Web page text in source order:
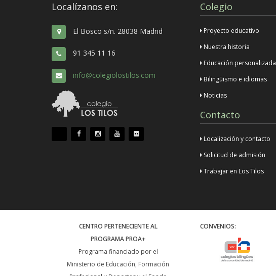
Localízanos en:
El Bosco s/n. 28038 Madrid
91 345 11 16
info@colegiolostilos.com
Colegio
Proyecto educativo
Nuestra historia
Educación personalizada
Bilingüismo e idiomas
Noticias
Contacto
Localización y contacto
Solicitud de admisión
Trabajar en Los Tilos
CENTRO PERTENECIENTE AL
PROGRAMA PROA+
Programa financiado por el
Ministerio de Educación, Formación
CONVENIOS: